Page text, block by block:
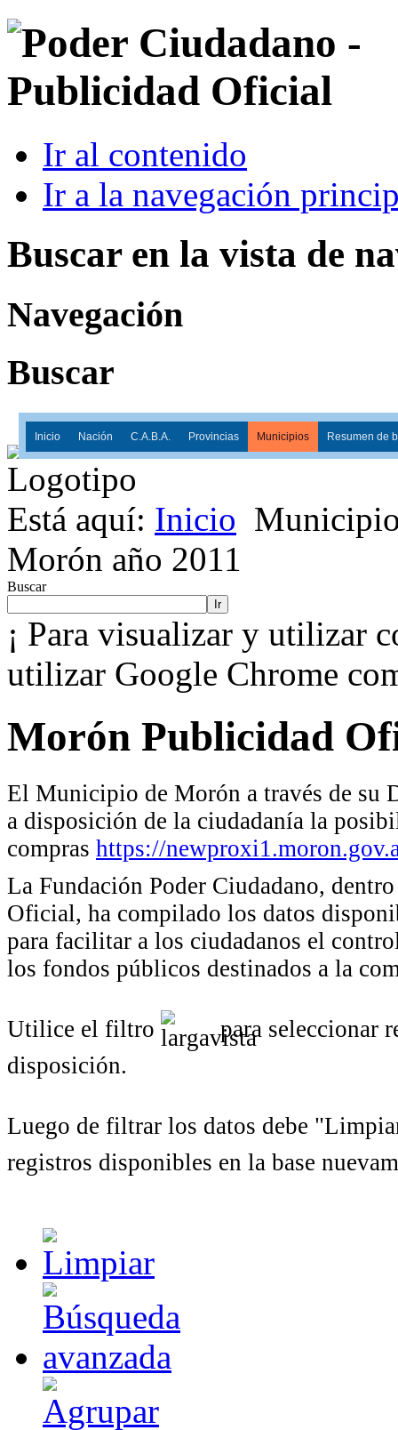
Ir al contenido
Ir a la navegación
Buscar en la vista de
Navegación
Buscar
Inicio Nación C.A.B.A. Provincias Municipios Resumen de
Está aquí: Inicio
Morón año 2011
Buscar
Ir
¡ Para visualizar y utilizar
utilizar Google Chrome
Morón Publicidad
El Municipio de Morón a través de su
a disposición de la ciudadanía la
compras https://
La Fundación Poder Ciudadano,
Oficial, ha compilado los datos
para facilitar a los ciudadanos el
los fondos públicos destinados a la
Utilice el filtro
para seleccionar
disposición.
Luego de filtrar los datos debe
registros disponibles en la base